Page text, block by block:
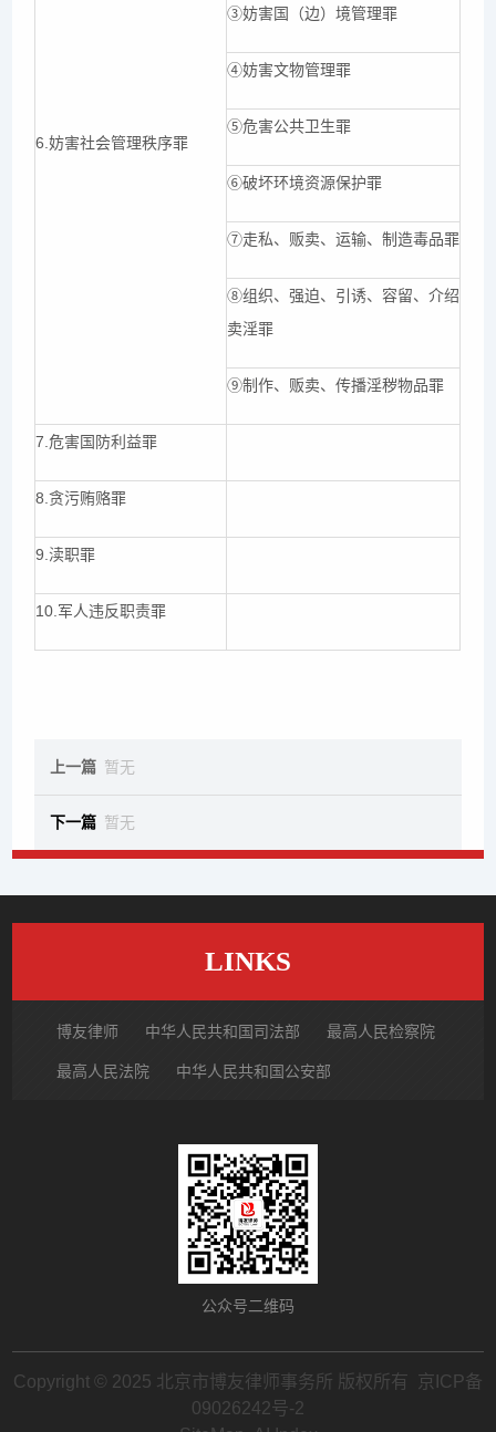
6.妨害社会管理秩序罪
③妨害国（边）境管理罪
④妨害文物管理罪
⑤危害公共卫生罪
⑥破坏环境资源保护罪
⑦走私、贩卖、运输、制造毒品罪
⑧组织、强迫、引诱、容留、介绍
卖淫罪
⑨制作、贩卖、传播淫秽物品罪
7.危害国防利益罪
8.贪污贿赂罪
9.渎职罪
10.军人违反职责罪
上一篇 暂无
下一篇 暂无
LINKS
博友律师 中华人民共和国司法部 最高人民检察院
最高人民法院 中华人民共和国公安部
北京市朝阳区律师协会 中国裁判文书网
公众号二维码
Copyright © 2025 北京市博友律师事务所 版权所有 京ICP备
09026242号-2